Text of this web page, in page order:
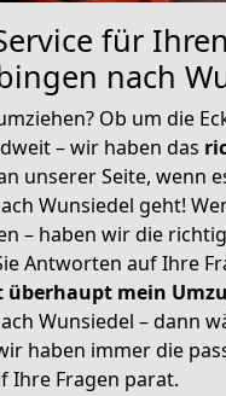
für
nach
Ob um die
– wir haben das
unserer Seite, wenn
Wunsiedel geht!
– haben wir die
Antworten auf Ihre
überhaupt mein
Wunsiedel – dann
haben immer die
Ihre Fragen parat.